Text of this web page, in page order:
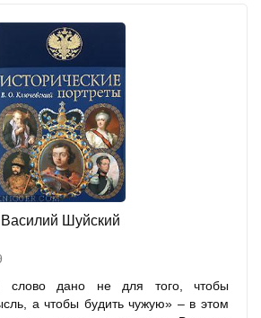
Василий Шуйский
слово дано не для того, чтобы
а чтобы будить чужую» – в этом